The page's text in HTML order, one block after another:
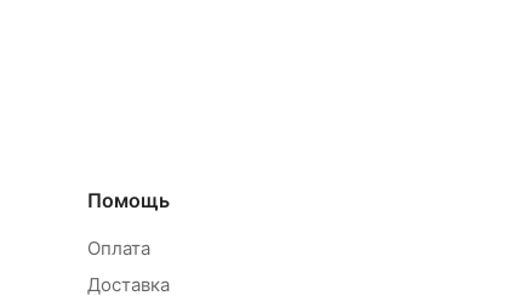
Помощь
Оплата
Доставка